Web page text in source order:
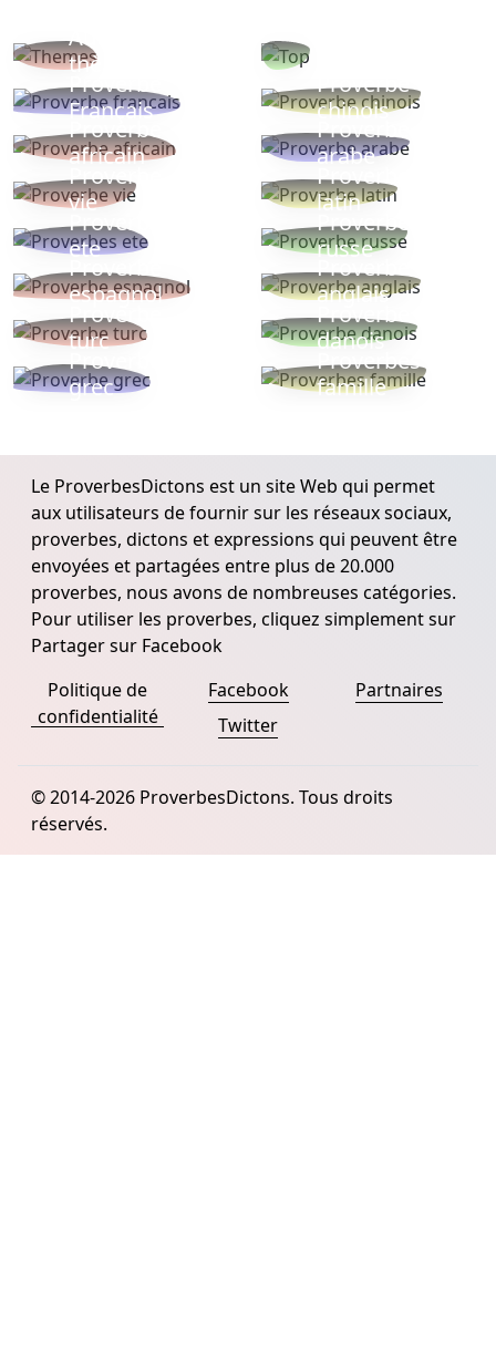
Autres
thèmes
Proverbe
Français
Proverbe
chinois
Proverbe
africain
Proverbe
arabe
Proverbe
vie
Proverbe
latin
Proverbes
ete
Proverbe
russe
Proverbe
espagnol
Proverbe
anglais
Proverbe
turc
Proverbe
danois
Proverbe
grec
Proverbes
famille
Le ProverbesDictons est un site Web qui permet
aux utilisateurs de fournir sur les réseaux sociaux,
proverbes, dictons et expressions qui peuvent être
envoyées et partagées entre plus de 20.000
proverbes, nous avons de nombreuses catégories.
Pour utiliser les proverbes, cliquez simplement sur
Partager sur Facebook
Politique de
confidentialité
Facebook
Twitter
Partnaires
© 2014-2026 ProverbesDictons. Tous droits
réservés.